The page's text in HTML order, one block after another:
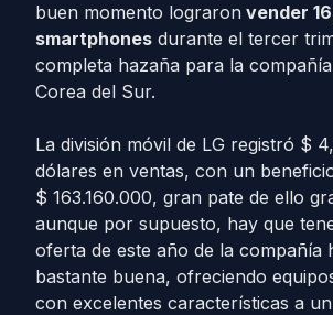
buen momento lograron vender
smartphones durante el tercer
completa hazaña para la
Corea del Sur.
La división móvil de LG registró $
dólares en ventas, con un
$ 163.160.000, gran pate de ello
aunque por supuesto, hay que
oferta de este año de la compañía
bastante buena, ofreciendo
con excelentes características a